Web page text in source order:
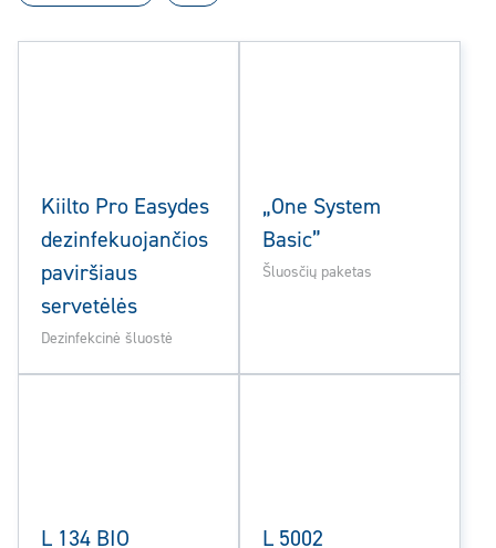
Kiilto Pro Easydes
dezinfekuojančios
paviršiaus
servetėlės
Dezinfekcinė šluostė
„One System
Basic”
Šluosčių paketas
L 134 BIO L 5002